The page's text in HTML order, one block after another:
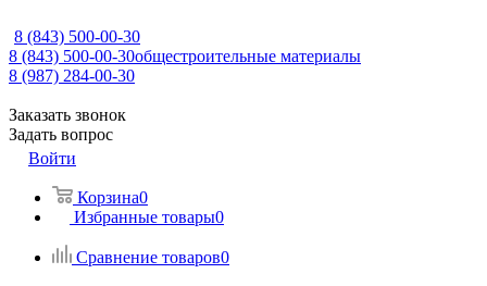
8 (843) 500-00-30
8 (843) 500-00-30общестроительные материалы
8 (987) 284-00-30
Заказать звонок
Задать вопрос
Войти
Корзина0
Избранные товары0
Сравнение товаров0